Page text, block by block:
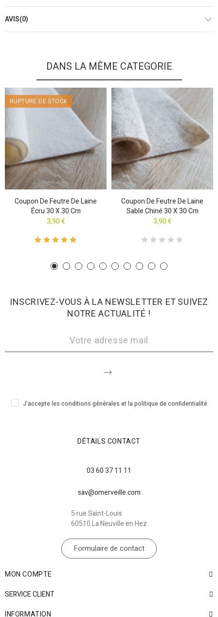
AVIS(0)
DANS LA MÊME CATEGORIE
RUPTURE DE STOCK
Coupon De Feutre De Laine
Écru 30 X 30 Cm
3,90 €
Coupon De Feutre De Laine
Sable Chiné 30 X 30 Cm
3,90 €
INSCRIVEZ-VOUS À LA NEWSLETTER ET SUIVEZ
NOTRE ACTUALITÉ !
J'accepte les conditions générales et la politique de confidentialité
DÉTAILS CONTACT
03 60 37 11 11
sav@omerveille.com
5 rue Saint-Louis
60510 La Neuville en Hez
Formulaire de contact
MON COMPTE
SERVICE CLIENT
INFORMATION